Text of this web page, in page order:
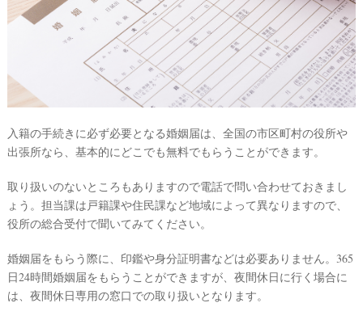
入籍の手続きに必ず必要となる婚姻届は、全国の市区町村の役所や
出張所なら、 基本的にどこでも無料でもらうことができます。
取り扱いのないところもありますので電話で問い合わせておきまし
ょう。担当課は戸籍課や住民課など地域によって異なりますので、
役所の総合受付で聞いてみてください。
婚姻届をもらう際に、印鑑や身分証明書などは必要ありません。365
日24時間婚姻届をもらうことができますが、夜間休日に行く場合に
は、夜間休日専用の窓口での取り扱いとなります。
新
ド
レ
ス
記
を
c
h
e
ラ
ン
ナ
ー
ラ
キ
ン
グ
ラ
ン
ナ
ー
レ
を
見
る